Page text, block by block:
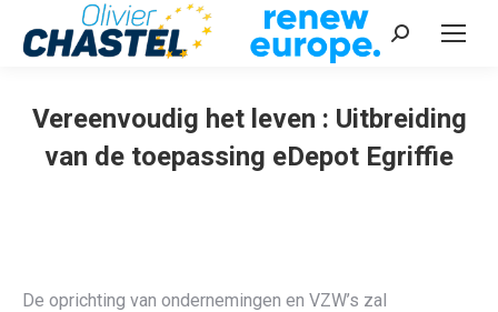
Recherche
Vereenvoudig het leven : Uitbreiding
van de toepassing eDepot Egriffie
De oprichting van ondernemingen en VZW’s zal